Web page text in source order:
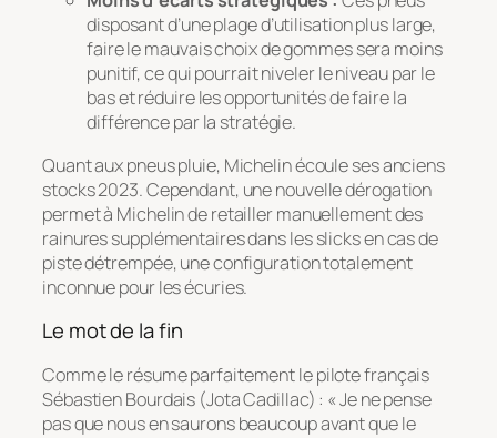
disposant d’une plage d’utilisation plus large,
faire le mauvais choix de gommes sera moins
punitif, ce qui pourrait niveler le niveau par le
bas et réduire les opportunités de faire la
différence par la stratégie.
Quant aux pneus pluie, Michelin écoule ses anciens
stocks 2023. Cependant, une nouvelle dérogation
permet à Michelin de retailler manuellement des
rainures supplémentaires dans les slicks en cas de
piste détrempée, une configuration totalement
inconnue pour les écuries.
Le mot de la fin
Comme le résume parfaitement le pilote français
Sébastien Bourdais (Jota Cadillac) : « Je ne pense
pas que nous en saurons beaucoup avant que le